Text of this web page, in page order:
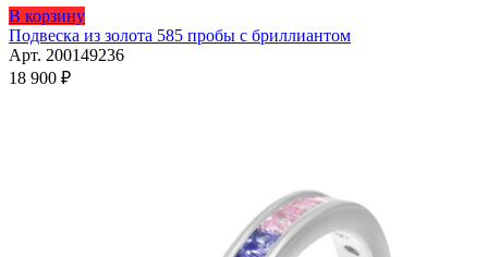
В корзинуЭтот
товар
имеет
Подвеска из золота 585 пробы с бриллиантом
Арт. 200149236
18 900 ₽